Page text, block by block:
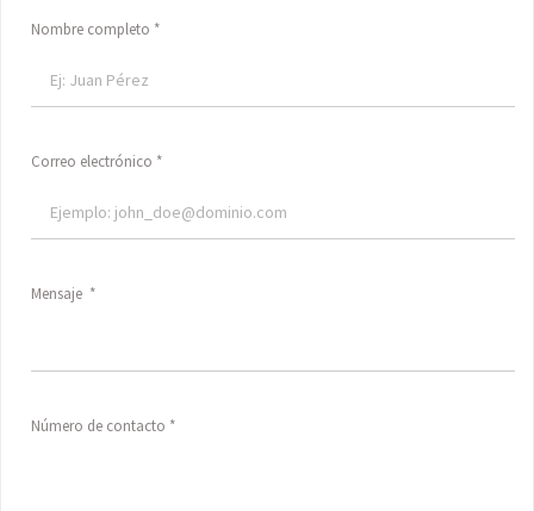
Nombre completo
Correo electrónico
Mensaje
Número de contacto